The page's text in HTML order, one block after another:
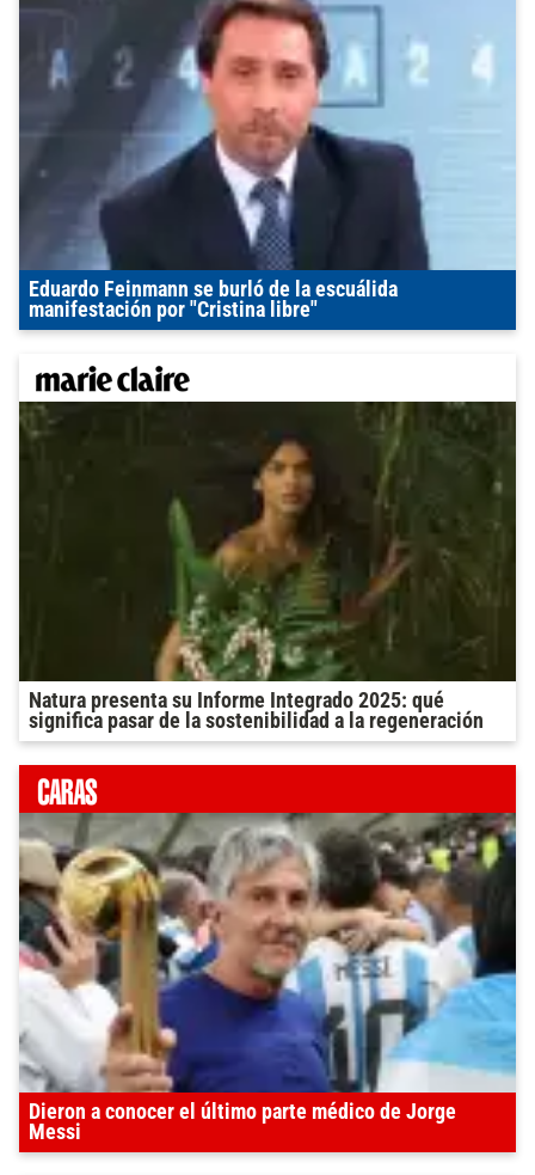
Eduardo Feinmann se burló de la escuálida
manifestación por "Cristina libre"
Natura presenta su Informe Integrado 2025: qué
significa pasar de la sostenibilidad a la regeneración
Dieron a conocer el último parte médico de Jorge
Messi